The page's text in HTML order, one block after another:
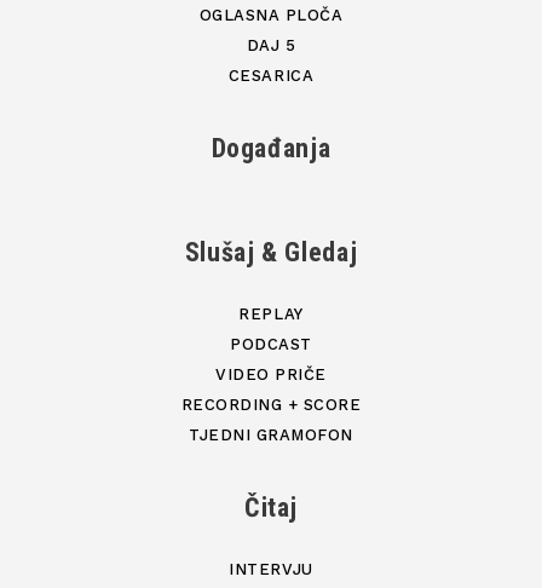
OGLASNA PLOČA
DAJ 5
CESARICA
Događanja
Slušaj & Gledaj
REPLAY
PODCAST
VIDEO PRIČE
RECORDING + SCORE
TJEDNI GRAMOFON
Čitaj
INTERVJU